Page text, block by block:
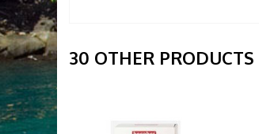
30 OTHER